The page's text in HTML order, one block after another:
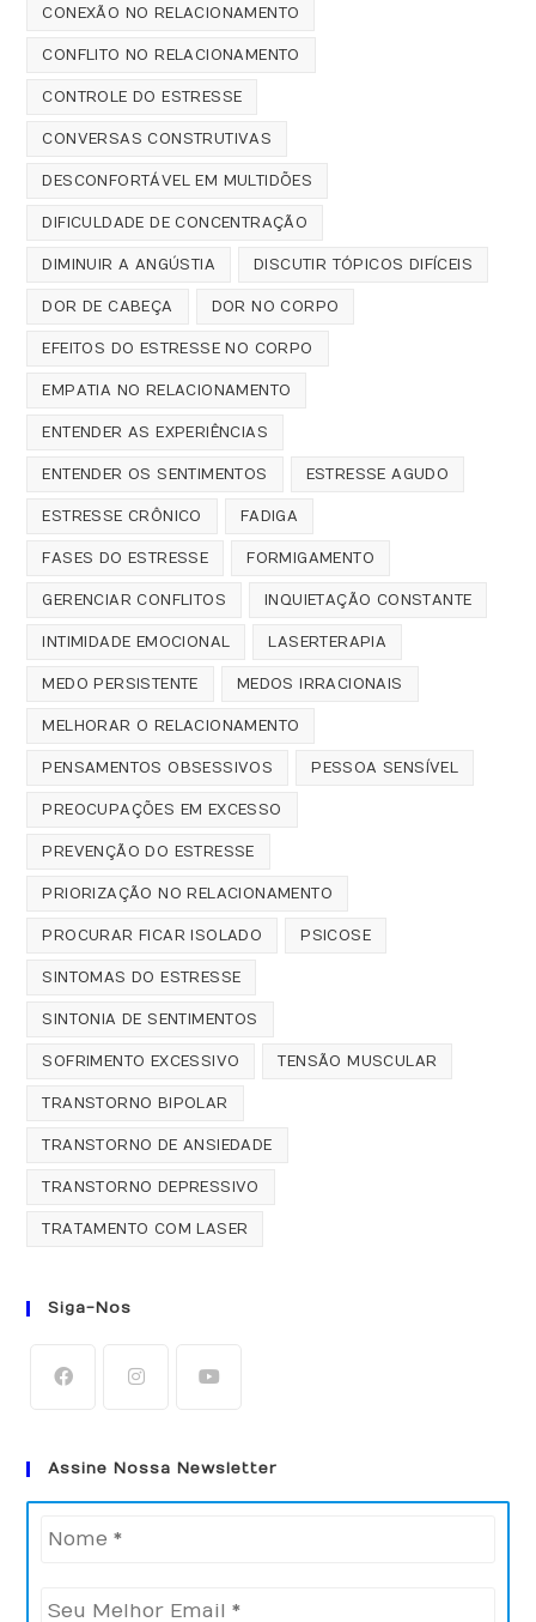
CONEXÃO NO RELACIONAMENTO
CONFLITO NO RELACIONAMENTO
CONTROLE DO ESTRESSE
CONVERSAS CONSTRUTIVAS
DESCONFORTÁVEL EM MULTIDÕES
DIFICULDADE DE CONCENTRAÇÃO
DIMINUIR A ANGÚSTIA DISCUTIR TÓPICOS DIFÍCEIS
DOR DE CABEÇA DOR NO CORPO
EFEITOS DO ESTRESSE NO CORPO
EMPATIA NO RELACIONAMENTO
ENTENDER AS EXPERIÊNCIAS
ENTENDER OS SENTIMENTOS ESTRESSE AGUDO
ESTRESSE CRÔNICO FADIGA
FASES DO ESTRESSE FORMIGAMENTO
GERENCIAR CONFLITOS INQUIETAÇÃO CONSTANTE
INTIMIDADE EMOCIONAL LASERTERAPIA
MEDO PERSISTENTE MEDOS IRRACIONAIS
MELHORAR O RELACIONAMENTO
PENSAMENTOS OBSESSIVOS PESSOA SENSÍVEL
PREOCUPAÇÕES EM EXCESSO
PREVENÇÃO DO ESTRESSE
PRIORIZAÇÃO NO RELACIONAMENTO
PROCURAR FICAR ISOLADO PSICOSE
SINTOMAS DO ESTRESSE
SINTONIA DE SENTIMENTOS
SOFRIMENTO EXCESSIVO TENSÃO MUSCULAR
TRANSTORNO BIPOLAR
TRANSTORNO DE ANSIEDADE
TRANSTORNO DEPRESSIVO
TRATAMENTO COM LASER
Siga-Nos
Assine Nossa Newsletter